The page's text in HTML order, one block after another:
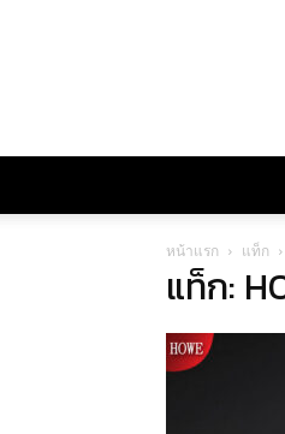
หน้าแรก แท็ก
แท็ก: